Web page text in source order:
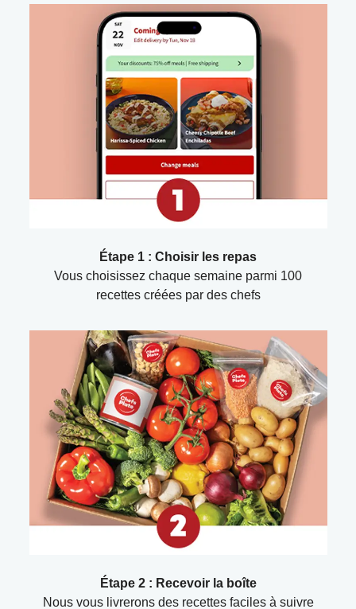
Étape 1 : Choisir les repas
Vous choisissez chaque semaine parmi 100
recettes créées par des chefs
Étape 2 : Recevoir la boîte
Nous vous livrerons des recettes faciles à suivre